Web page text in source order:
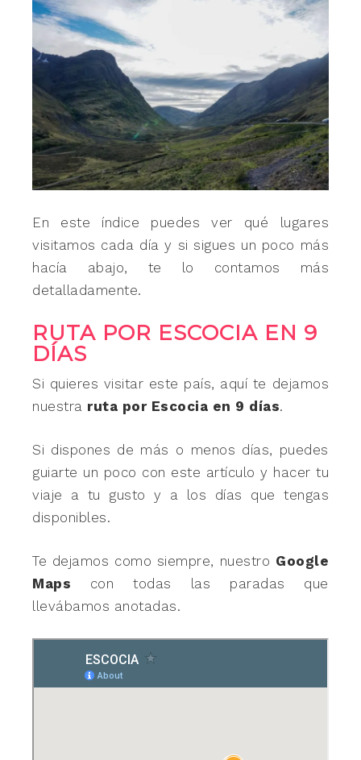
En este índice puedes ver qué lugares
visitamos cada día y si sigues un poco más
hacía abajo, te lo contamos más
detalladamente.
RUTA POR ESCOCIA EN 9
DÍAS
Si quieres visitar este país, aquí te dejamos
nuestra ruta por Escocia en 9 días.
Si dispones de más o menos días, puedes
guiarte un poco con este artículo y hacer tu
viaje a tu gusto y a los días que tengas
disponibles.
Te dejamos como siempre, nuestro Google
Maps con todas las paradas que
llevábamos anotadas.